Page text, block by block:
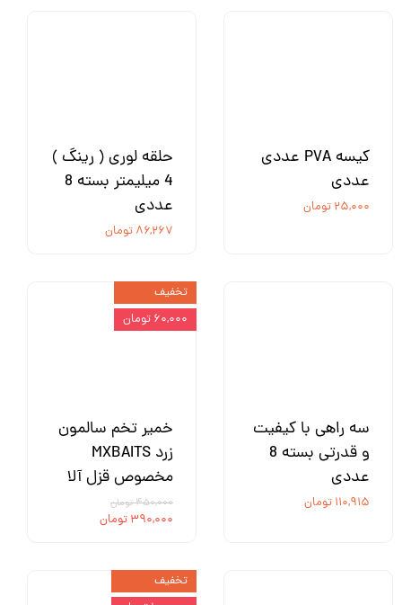
کیسه PVA عددی
عددی
۲۵,۰۰۰ تومان
حلقه لوری ( رینگ )
4 میلیمتر بسته 8
عددی
۸۶,۲۶۷ تومان
سه راهی با کیفیت
و قدرتی بسته 8
عددی
۱۱۰,۹۱۵ تومان
خمیر تخم سالمون
زرد MXBAITS
مخصوص قزل آلا
۴۵۰,۰۰۰ تومان
۳۹۰,۰۰۰ تومان
تخفیف
۶۰,۰۰۰ تومان
تخفیف